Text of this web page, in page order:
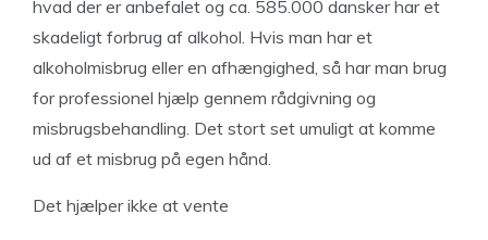
hvad der er anbefalet og ca. 585.000 dansker har et
skadeligt forbrug af alkohol. Hvis man har et
alkoholmisbrug eller en afhængighed, så har man brug
for professionel hjælp gennem rådgivning og
misbrugsbehandling. Det stort set umuligt at komme
ud af et misbrug på egen hånd.
Det hjælper ikke at vente